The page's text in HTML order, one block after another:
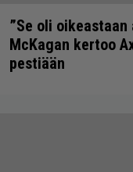
”Se oli
McKagan kertoo
pestiään